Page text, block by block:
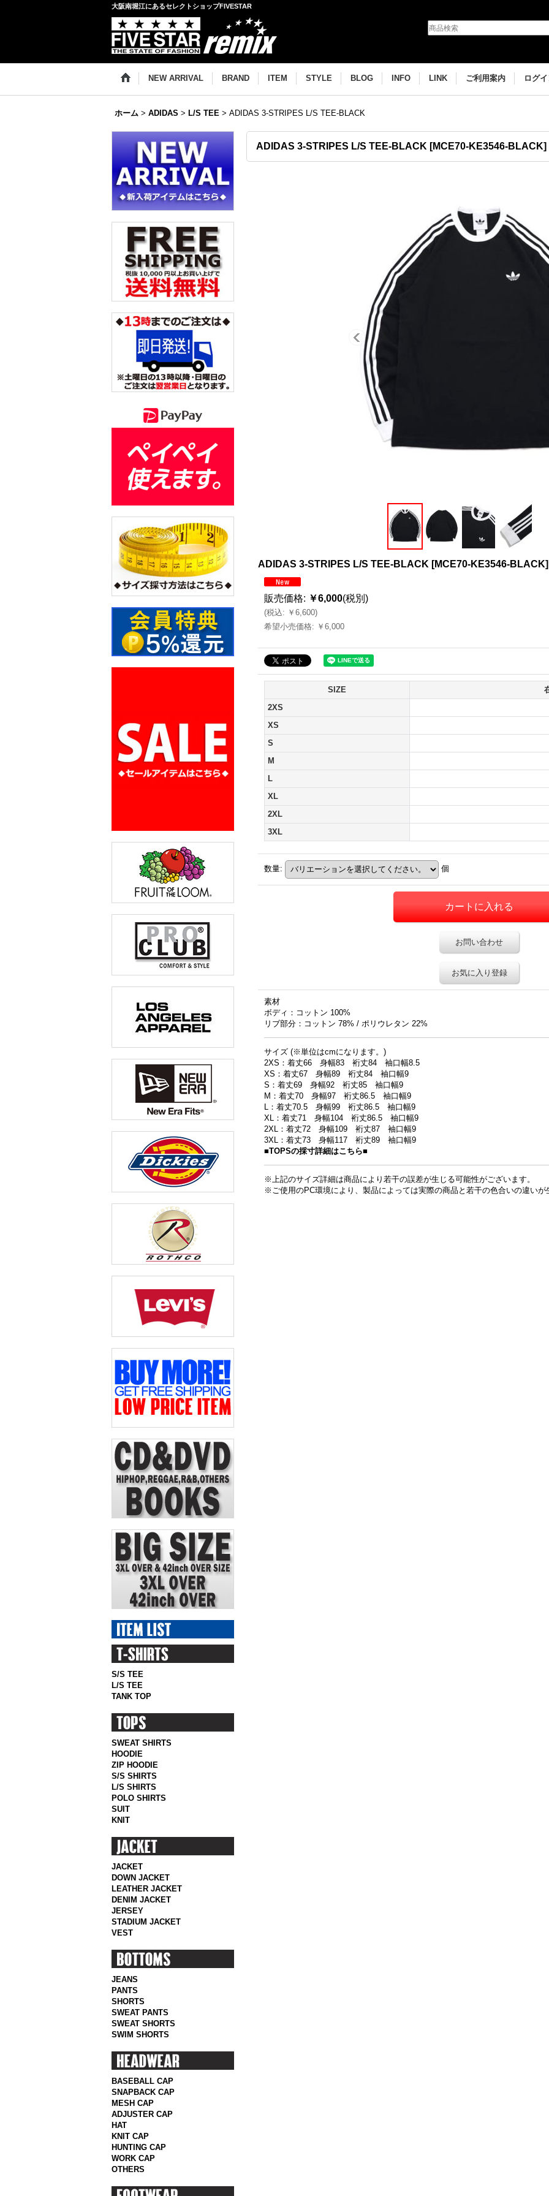
大阪南堀江にあるセレクトショップFIVESTAR
NEW ARRIVAL BRAND ITEM STYLE BLOG INFO LINK ご利用案内 ログ
ホーム > ADIDAS > L/S TEE > ADIDAS 3-STRIPES L/S TEE-BLACK
S/S TEE
L/S TEE
TANK TOP
SWEAT SHIRTS
HOODIE
ZIP HOODIE
S/S SHIRTS
L/S SHIRTS
POLO SHIRTS
SUIT
KNIT
JACKET
DOWN JACKET
LEATHER JACKET
DENIM JACKET
JERSEY
STADIUM JACKET
VEST
JEANS
PANTS
SHORTS
SWEAT PANTS
SWEAT SHORTS
SWIM SHORTS
BASEBALL CAP
SNAPBACK CAP
MESH CAP
ADJUSTER CAP
HAT
KNIT CAP
HUNTING CAP
WORK CAP
OTHERS
ADIDAS 3-STRIPES L/S TEE-BLACK [MCE70-KE3546-BLACK]
ADIDAS 3-STRIPES L/S TEE-BLACK [MCE70-KE3546-BLACK]
販売価格: ￥6,000(税別)
(税込: ￥6,600)
希望小売価格: ￥6,000
SIZE
2XS
XS
S
M
L
XL
2XL
3XL
数量: 個
お問い合わせ
お気に入り登録
素材
ボディ：コットン 100%
リブ部分：コットン 78% / ポリウレタン 22%
サイズ (※単位はcmになります。)
2XS：着丈66 身幅83 裄丈84 袖口幅8.5
XS：着丈67 身幅89 裄丈84 袖口幅9
S：着丈69 身幅92 裄丈85 袖口幅9
M：着丈70 身幅97 裄丈86.5 袖口幅9
L：着丈70.5 身幅99 裄丈86.5 袖口幅9
XL：着丈71 身幅104 裄丈86.5 袖口幅9
2XL：着丈72 身幅109 裄丈87 袖口幅9
3XL：着丈73 身幅117 裄丈89 袖口幅9
■TOPSの採寸詳細はこちら■
※上記のサイズ詳細は商品により若干の誤差が生じる可能性がございます。
※ご使用のPC環境により、製品によっては実際の商品と若干の色合いの違いが